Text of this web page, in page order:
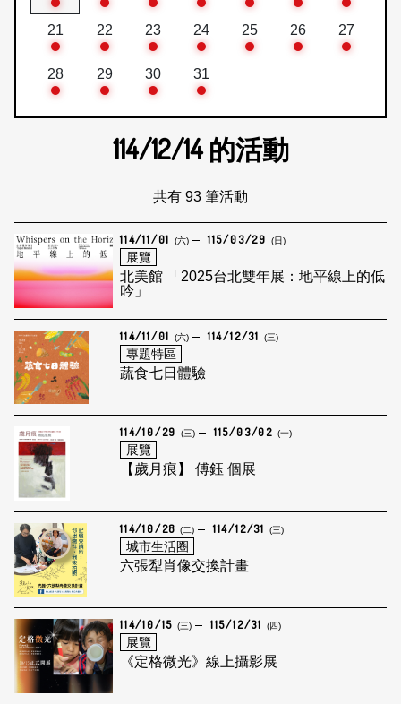
21 22 23 24 25 26 27
28 29 30 31
114/12/14的活動
共有 93 筆活動
114/11/01 (六) 115/03/29 (日)
展覽
北美館 「2025台北雙年展：地平線上的低
吟」
114/11/01 (六) 114/12/31 (三)
專題特區
蔬食七日體驗
114/10/29 (三) 115/03/02 (一)
展覽
【歲月痕】 傅鈺 個展
114/10/28 (二) 114/12/31 (三)
城市生活圈
六張犁肖像交換計畫
114/10/15 (三) 115/12/31 (四)
展覽
《定格微光》線上攝影展